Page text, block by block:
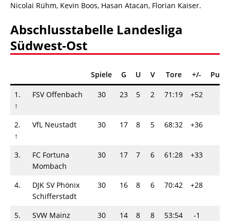
Nicolai Rühm, Kevin Boos, Hasan Atacan, Florian Kaiser.
Abschlusstabelle Landesliga
Südwest-Ost
Spiele G U V Tore +/-
1.
↑
FSV Offenbach 30 23 5 2 71:19 +52 74
2.
↑
VfL Neustadt 30 17 8 5 68:32 +36
3.
FC Fortuna
Mombach
30 17 7 6 61:28 +33
4.
DJK SV Phönix
Schifferstadt
30 16 8 6 70:42 +28
5. SVW Mainz 30 14 8 8 53:54 -1